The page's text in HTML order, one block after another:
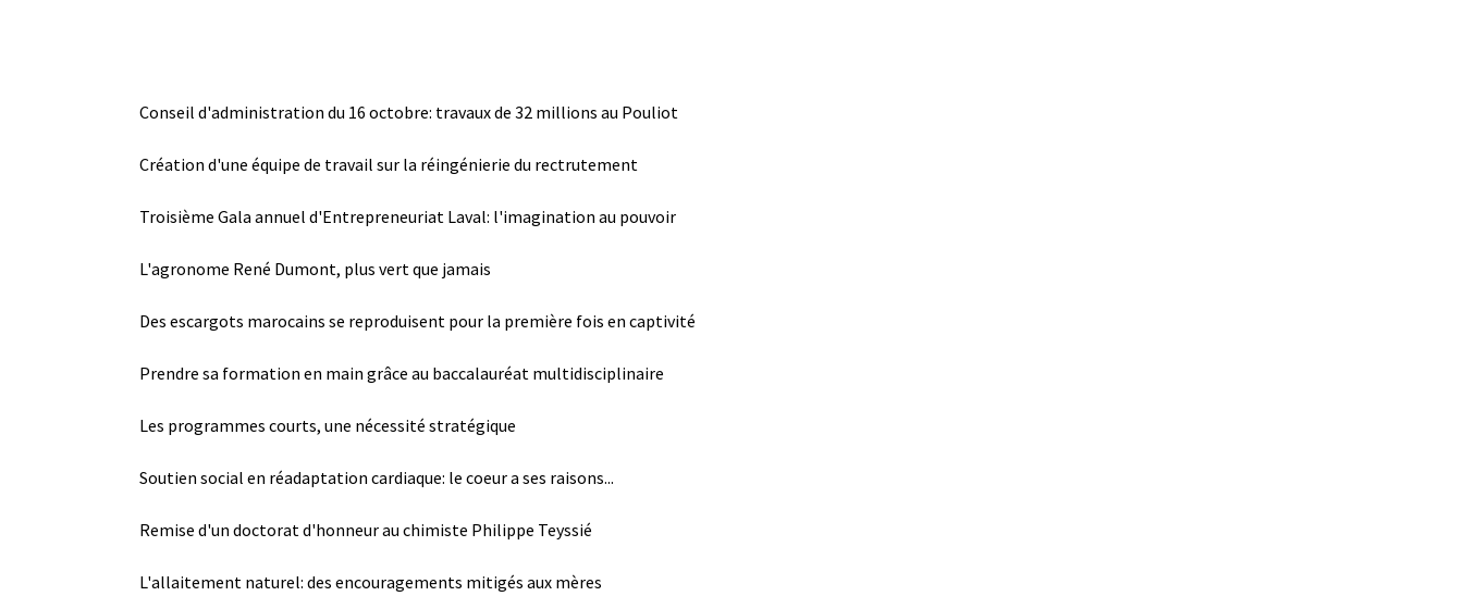
Conseil d'administration du 16 octobre: travaux de 32 millions au Pouliot
Création d'une équipe de travail sur la réingénierie du rectrutement
Troisième Gala annuel d'Entrepreneuriat Laval: l'imagination au pouvoir
L'agronome René Dumont, plus vert que jamais
Des escargots marocains se reproduisent pour la première fois en captivité
Prendre sa formation en main grâce au baccalauréat multidisciplinaire
Les programmes courts, une nécessité stratégique
Soutien social en réadaptation cardiaque: le coeur a ses raisons...
Remise d'un doctorat d'honneur au chimiste Philippe Teyssié
L'allaitement naturel: des encouragements mitigés aux mères